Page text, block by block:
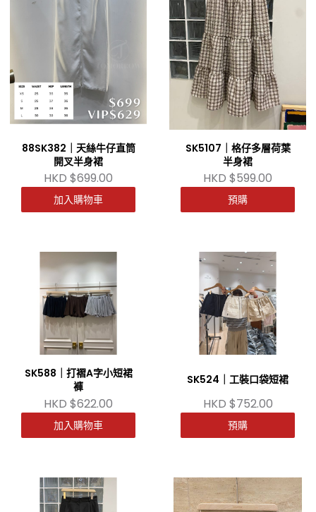
88SK382｜天絲牛仔直筒
開叉半身裙
HKD $699.00
加入購物車
SK5107｜格仔多層荷葉
半身裙
HKD $599.00
預購
SK588｜打褶A字小短裙
褲
HKD $622.00
加入購物車
SK524｜工裝口袋短裙
HKD $752.00
預購